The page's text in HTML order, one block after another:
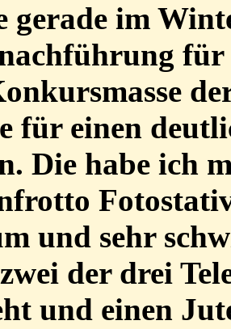
gerade im
für
für einen
Die habe ich
und sehr
der drei
und einen